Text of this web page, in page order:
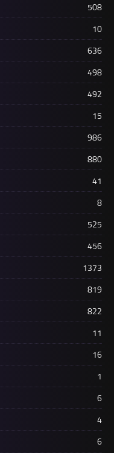
508
10
636
498
492
15
986
880
41
8
525
456
1373
819
822
11
16
1
6
4
6